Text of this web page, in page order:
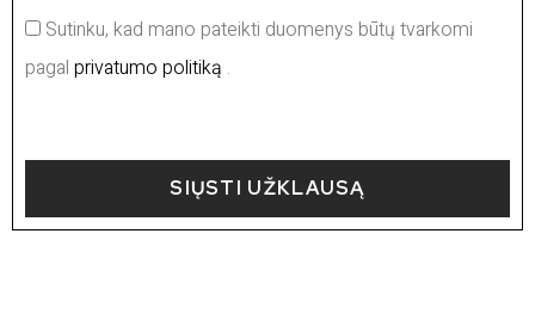
Sutinku, kad mano pateikti duomenys būtų tvarkomi
pagal privatumo politiką .
SIŲSTI UŽKLAUSĄ